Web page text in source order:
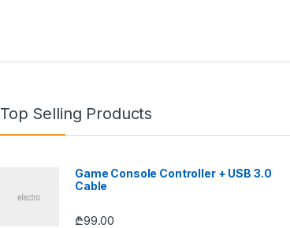
Top Selling Products
Game Console Controller + USB 3.0
Cable
₾99.00